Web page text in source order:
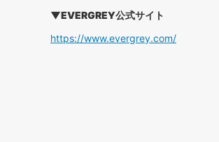
▼EVERGREY公式サイト
https://www.evergrey.com/